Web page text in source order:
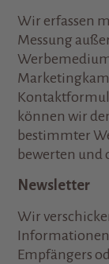
Wir erfassen
Messung
können wir
bestimmter
bewerten und
Newsletter
Wir
Empfängers